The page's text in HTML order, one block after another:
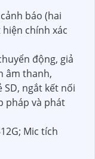
báo (hai
chính xác
động, giả
âm thanh,
SD, ngắt kết nối
pháp và phát
Mic tích